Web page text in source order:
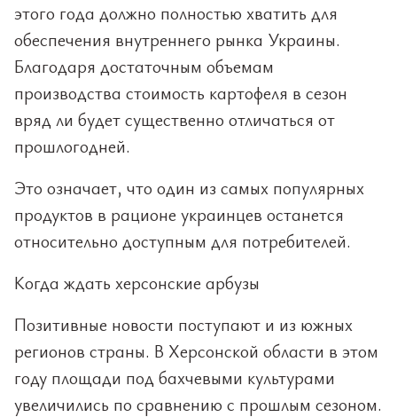
этого года должно полностью хватить для
обеспечения внутреннего рынка Украины.
Благодаря достаточным объемам
производства стоимость картофеля в сезон
вряд ли будет существенно отличаться от
прошлогодней.
Это означает, что один из самых популярных
продуктов в рационе украинцев останется
относительно доступным для потребителей.
Когда ждать херсонские арбузы
Позитивные новости поступают и из южных
регионов страны. В Херсонской области в этом
году площади под бахчевыми культурами
увеличились по сравнению с прошлым сезоном.